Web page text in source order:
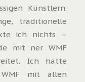
Künstlern.
traditionelle
ich nichts –
mit ner WMF
Ich hatte
mit allen